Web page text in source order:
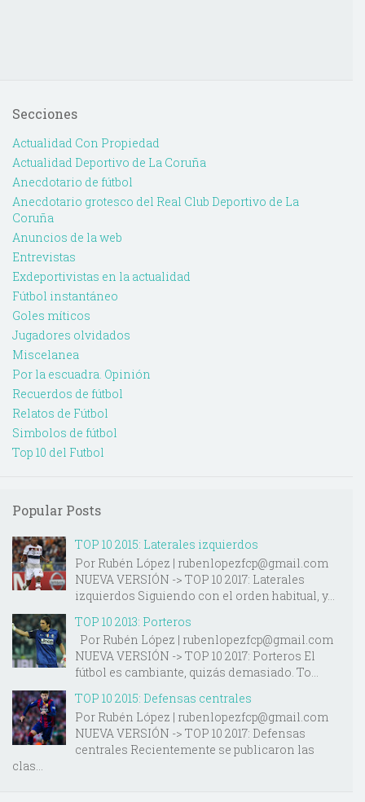
Secciones
Actualidad Con Propiedad
Actualidad Deportivo de La Coruña
Anecdotario de fútbol
Anecdotario grotesco del Real Club Deportivo de La
Coruña
Anuncios de la web
Entrevistas
Exdeportivistas en la actualidad
Fútbol instantáneo
Goles míticos
Jugadores olvidados
Miscelanea
Por la escuadra. Opinión
Recuerdos de fútbol
Relatos de Fútbol
Simbolos de fútbol
Top 10 del Futbol
Popular Posts
TOP 10 2015: Laterales izquierdos
Por Rubén López | rubenlopezfcp@gmail.com
NUEVA VERSIÓN -> TOP 10 2017: Laterales
izquierdos Siguiendo con el orden habitual, y...
TOP 10 2013: Porteros
Por Rubén López | rubenlopezfcp@gmail.com
NUEVA VERSIÓN -> TOP 10 2017: Porteros El
fútbol es cambiante, quizás demasiado. To...
TOP 10 2015: Defensas centrales
Por Rubén López | rubenlopezfcp@gmail.com
NUEVA VERSIÓN -> TOP 10 2017: Defensas
centrales Recientemente se publicaron las
clas...